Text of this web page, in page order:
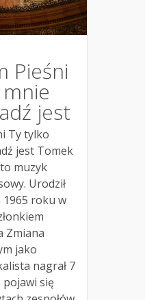
Pieśni
jest
Ty tylko
jest Tomek
muzyk
Urodził
1965 roku w
Zmiana
jako
nagrał 7
pojawi się